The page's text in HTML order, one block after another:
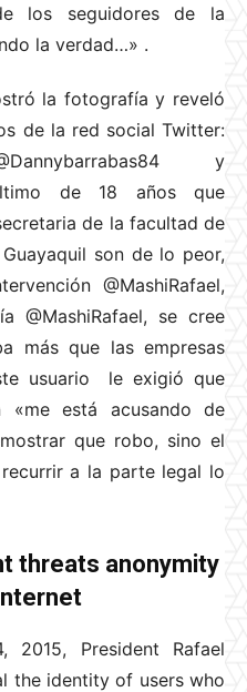
los seguidores de la
la verdad…» .
la fotografía y reveló
de la red social Twitter:
y
de 18 años que
de la facultad de
son de lo peor,
@MashiRafael,
@MashiRafael, se cree
más que las empresas
usuario le exigió que
«me está acusando de
que robo, sino el
a la parte legal lo
threats anonymity
2015, President Rafael
the identity of users who